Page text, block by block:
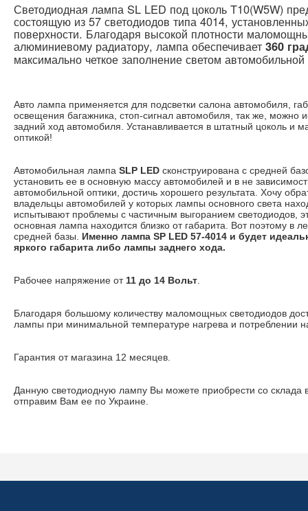
Светодиодная лампа SL LED под цоколь T10(W5W)
состоящую из 57 светодиодов типа 4014,
поверхности. Благодаря высокой плотности
алюминиевому радиатору, лампа обеспечивает 360
максимально четкое заполнение светом автомобильной
Авто лампа применяется для подсветки салона автомобиля,
освещения багажника, стоп-сигнал автомобиля, так же, можно
задний ход автомобиля. Устанавливается в штатный цоколь и
оптикой!
Автомобильная лампа SLP LED сконструирована с средней
установить ее в основную массу автомобилей и в не
автомобильной оптики, достичь хорошего результата. Хочу
владельцы автомобилей у которых лампы основного света
испытывают проблемы с частичным выгоранием светодиодов,
основная лампа находится близко от габарита. Вот поэтому в
средней базы. Именно лампа SP LED 57-4014 и будет
яркого габарита либо лампы заднего хода.
Рабочее напряжение от11 до 14 Вольт
Благодаря большому количеству маломощных светодиодов
лампы при минимальной температуре нагрева и потреблении
Гарантия от магазина 12 месяцев.
Данную светодиодную лампу Вы можете приобрести со склада
отправим Вам ее по Украине.